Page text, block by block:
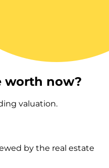
worth now?
valuation.
by the real estate